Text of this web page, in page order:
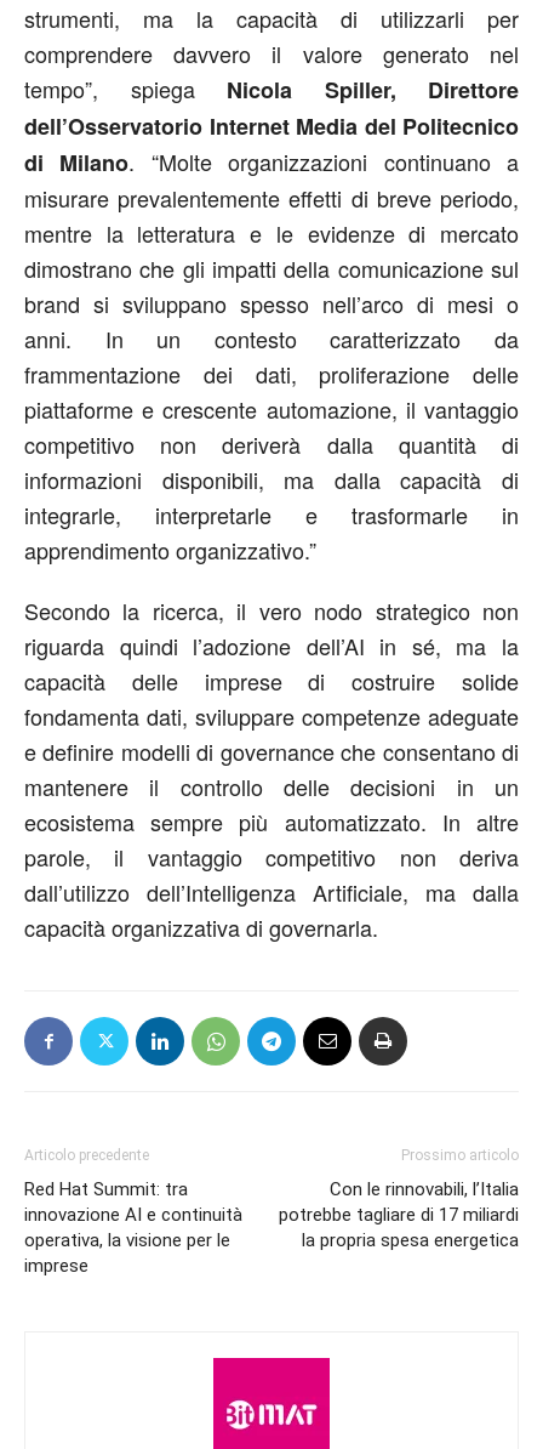
strumenti, ma la capacità di utilizzarli per
comprendere davvero il valore generato nel
tempo”, spiega Nicola Spiller, Direttore
dell’Osservatorio Internet Media del Politecnico
di Milano. “Molte organizzazioni continuano a
misurare prevalentemente effetti di breve periodo,
mentre la letteratura e le evidenze di mercato
dimostrano che gli impatti della comunicazione sul
brand si sviluppano spesso nell’arco di mesi o
anni. In un contesto caratterizzato da
frammentazione dei dati, proliferazione delle
piattaforme e crescente automazione, il vantaggio
competitivo non deriverà dalla quantità di
informazioni disponibili, ma dalla capacità di
integrarle, interpretarle e trasformarle in
apprendimento organizzativo.”
Secondo la ricerca, il vero nodo strategico non
riguarda quindi l’adozione dell’AI in sé, ma la
capacità delle imprese di costruire solide
fondamenta dati, sviluppare competenze adeguate
e definire modelli di governance che consentano di
mantenere il controllo delle decisioni in un
ecosistema sempre più automatizzato. In altre
parole, il vantaggio competitivo non deriva
dall’utilizzo dell’Intelligenza Artificiale, ma dalla
capacità organizzativa di governarla.
Articolo precedente
Red Hat Summit: tra
innovazione AI e continuità
operativa, la visione per le
imprese
Prossimo articolo
Con le rinnovabili, l’Italia
potrebbe tagliare di 17 miliardi
la propria spesa energetica